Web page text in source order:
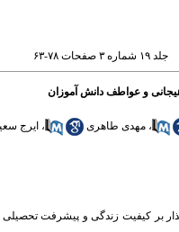
جلد ۱۹ شماره ۳ صفحات ۷۸-۶۳
و عواطف دانش آموزان
، مهدی طاهری ، ایرج
بر کیفیت زندگی و پیشرفت